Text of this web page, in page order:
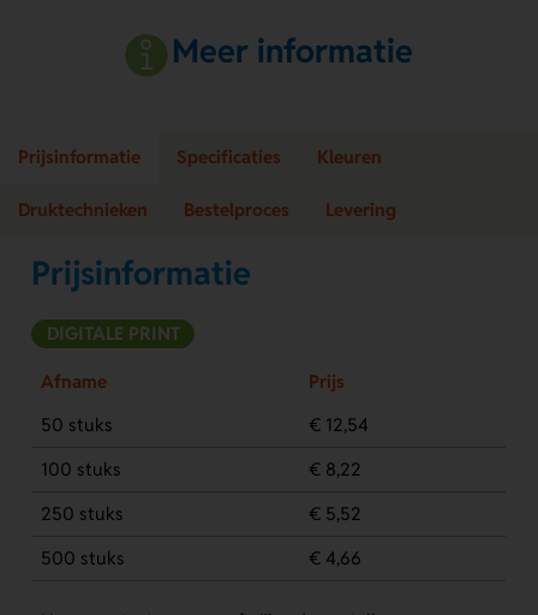
Meer informatie
Prijsinformatie Specificaties Kleuren
Druktechnieken Bestelproces Levering
Prijsinformatie
DIGITALE PRINT
Afname
Prijs
50 stuks
€ 12,54
100 stuks
€ 8,22
250 stuks
€ 5,52
500 stuks
€ 4,66